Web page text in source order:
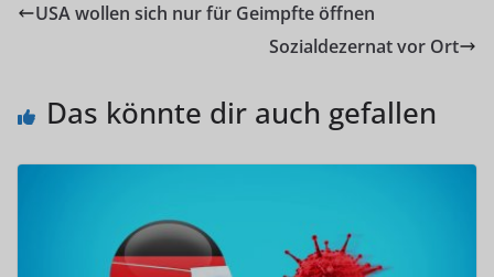
USA wollen sich nur für Geimpfte öffnen
Sozialdezernat vor Ort
Das könnte dir auch gefallen